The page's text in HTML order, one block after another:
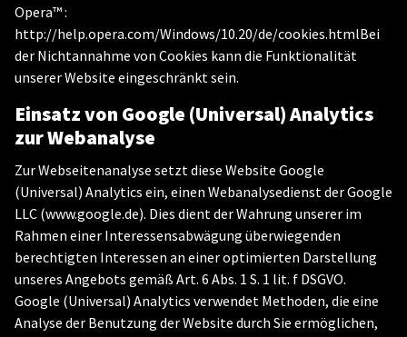
Opera™ :
http://help.opera.com/Windows/10.20/de/cookies.htmlBei
der Nichtannahme von Cookies kann die Funktionalität
unserer Website eingeschränkt sein.
Einsatz von Google (Universal) Analytics
zur Webanalyse
Zur Webseitenanalyse setzt diese Website Google
(Universal) Analytics ein, einen Webanalysedienst der Google
LLC (www.google.de). Dies dient der Wahrung unserer im
Rahmen einer Interessensabwägung überwiegenden
berechtigten Interessen an einer optimierten Darstellung
unseres Angebots gemäß Art. 6 Abs. 1 S. 1 lit. f DSGVO.
Google (Universal) Analytics verwendet Methoden, die eine
Analyse der Benutzung der Website durch Sie ermöglichen,